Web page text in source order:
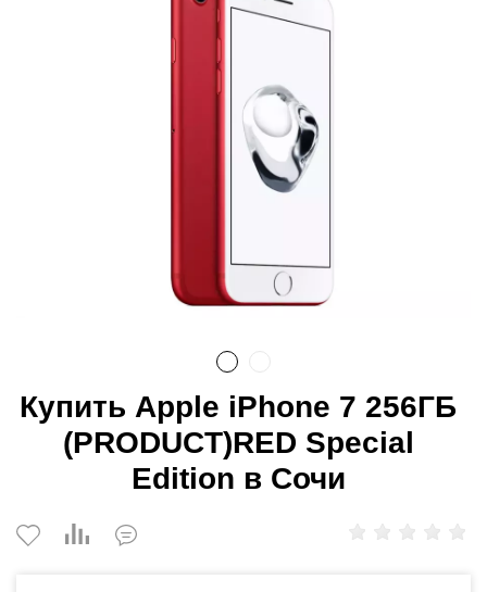
Купить Apple iPhone 7 256ГБ
(PRODUCT)RED Special
Edition в Сочи